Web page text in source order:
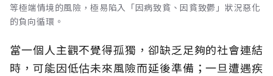
等極端情境的風險，極易陷入「因病致貧、因貧致鬱」狀況惡化
的負向循環。
當一個人主觀不覺得孤獨，卻缺乏足夠的社會連結
時，可能因低估未來風險而延後準備；一旦遭遇疾